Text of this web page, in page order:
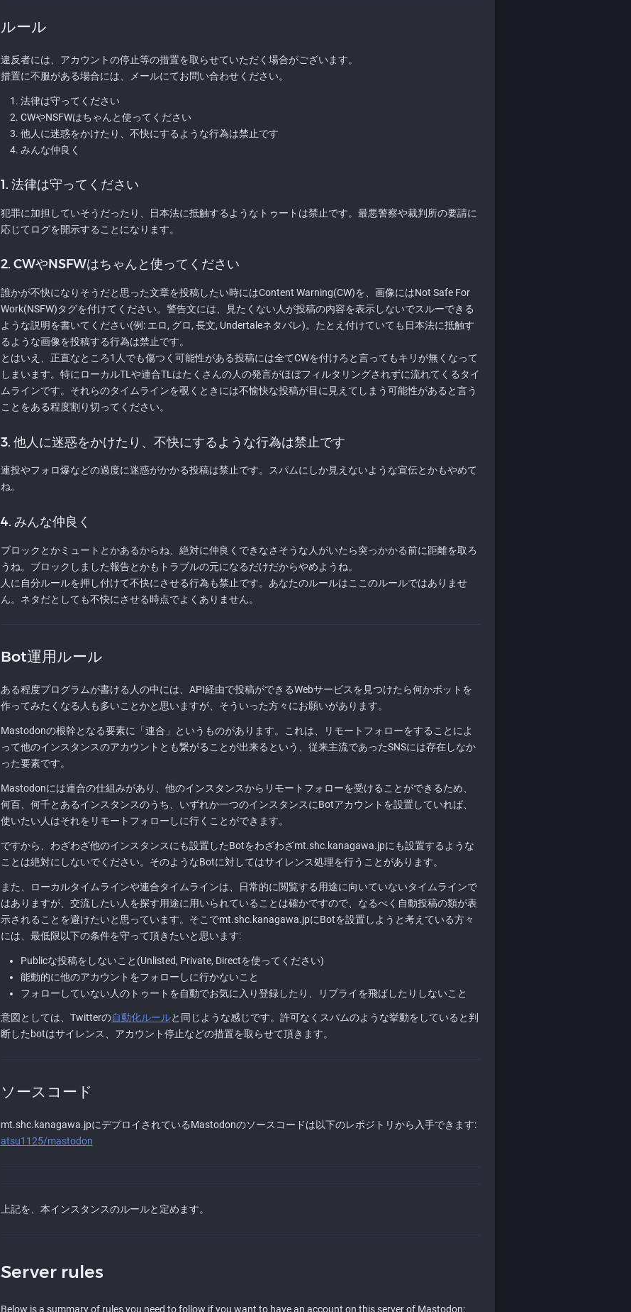
ルール
違反者には、アカウントの停止等の措置を取らせていただく場合がございます。
措置に不服がある場合には、メールにてお問い合わせください。
法律は守ってください
CWやNSFWはちゃんと使ってください
他人に迷惑をかけたり、不快にするような行為は禁止です
みんな仲良く
1. 法律は守ってください
犯罪に加担していそうだったり、日本法に抵触するようなトゥートは禁止です。最悪警察や裁判所の要請に
応じてログを開示することになります。
2. CWやNSFWはちゃんと使ってください
誰かが不快になりそうだと思った文章を投稿したい時にはContent Warning(CW)を、画像にはNot Safe For
Work(NSFW)タグを付けてください。警告文には、見たくない人が投稿の内容を表示しないでスルーできる
ような説明を書いてください(例: エロ, グロ, 長文, Undertaleネタバレ)。たとえ付けていても日本法に抵触す
るような画像を投稿する行為は禁止です。
とはいえ、正直なところ1人でも傷つく可能性がある投稿には全てCWを付けろと言ってもキリが無くなって
しまいます。特にローカルTLや連合TLはたくさんの人の発言がほぼフィルタリングされずに流れてくるタイ
ムラインです。それらのタイムラインを覗くときには不愉快な投稿が目に見えてしまう可能性があると言う
ことをある程度割り切ってください。
3. 他人に迷惑をかけたり、不快にするような行為は禁止です
連投やフォロ爆などの過度に迷惑がかかる投稿は禁止です。スパムにしか見えないような宣伝とかもやめて
ね。
4. みんな仲良く
ブロックとかミュートとかあるからね、絶対に仲良くできなさそうな人がいたら突っかかる前に距離を取ろ
うね。ブロックしました報告とかもトラブルの元になるだけだからやめようね。
人に自分ルールを押し付けて不快にさせる行為も禁止です。あなたのルールはここのルールではありませ
ん。ネタだとしても不快にさせる時点でよくありません。
Bot運用ルール
ある程度プログラムが書ける人の中には、API経由で投稿ができるWebサービスを見つけたら何かボットを
作ってみたくなる人も多いことかと思いますが、そういった方々にお願いがあります。
Mastodonの根幹となる要素に「連合」というものがあります。これは、リモートフォローをすることによ
って他のインスタンスのアカウントとも繋がることが出来るという、従来主流であったSNSには存在しなか
った要素です。
Mastodonには連合の仕組みがあり、他のインスタンスからリモートフォローを受けることができるため、
何百、何千とあるインスタンスのうち、いずれか一つのインスタンスにBotアカウントを設置していれば、
使いたい人はそれをリモートフォローしに行くことができます。
ですから、わざわざ他のインスタンスにも設置したBotをわざわざmt.shc.kanagawa.jpにも設置するような
ことは絶対にしないでください。そのようなBotに対してはサイレンス処理を行うことがあります。
また、ローカルタイムラインや連合タイムラインは、日常的に閲覧する用途に向いていないタイムラインで
はありますが、交流したい人を探す用途に用いられていることは確かですので、なるべく自動投稿の類が表
示されることを避けたいと思っています。そこでmt.shc.kanagawa.jpにBotを設置しようと考えている方々
には、最低限以下の条件を守って頂きたいと思います:
Publicな投稿をしないこと(Unlisted, Private, Directを使ってください)
能動的に他のアカウントをフォローしに行かないこと
フォローしていない人のトゥートを自動でお気に入り登録したり、リプライを飛ばしたりしないこと
意図としては、Twitterの自動化ルールと同じような感じです。許可なくスパムのような挙動をしていると判
断したbotはサイレンス、アカウント停止などの措置を取らせて頂きます。
ソースコード
mt.shc.kanagawa.jpにデプロイされているMastodonのソースコードは以下のレポジトリから入手できます:
atsu1125/mastodon
上記を、本インスタンスのルールと定めます。
Server rules
Below is a summary of rules you need to follow if you want to have an account on this server of Mastodon: